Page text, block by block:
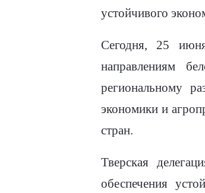
устойчивого
Сегодня, 25
направлениям
региональному
экономики и
стран.
Тверская
обеспечения